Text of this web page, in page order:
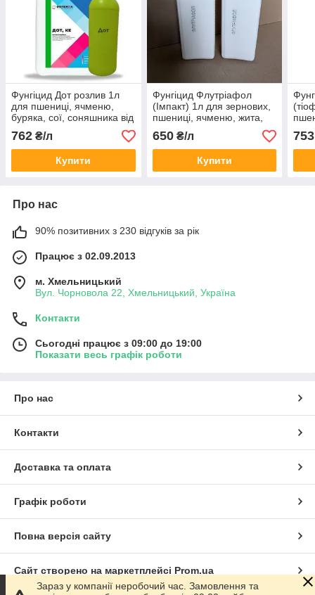
Фунгіцид Дот розлив 1л
для пшениці, ячменю,
буряка, сої, соняшника від
септоріозу, плямистостей
листя
762 ₴/л
Купити
Фунгіцид Флутріафол
(Імпакт) 1л для зернових,
пшениці, ячменю, жита,
гороху, цукрових буряків,
винограду, яблуні
650₴/л
Купити
753
Про нас
90% позитивних з 230 відгуків за рік
Працює з 02.09.2013
м. Хмельницький
Вул. Чорновола 22, Хмельницький, Україна
Контакти
Сьогодні працює з 09:00 до 19:00
Показати весь графік роботи
Про нас
Контакти
Доставка та оплата
Графік роботи
Повна версія сайту
Сайт створено на маркетплейсі Prom.ua
Зараз у компанії неробочий час. Замовлення та